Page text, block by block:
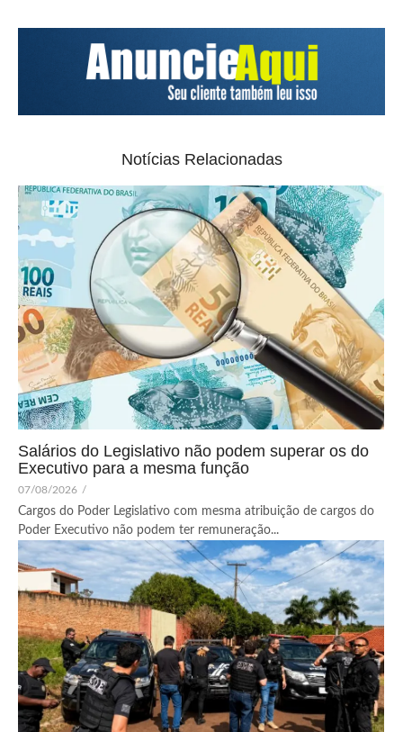
Notícias Relacionadas
Salários do Legislativo não podem superar os do
Executivo para a mesma função
07/08/2026 /
Cargos do Poder Legislativo com mesma atribuição de cargos do
Poder Executivo não podem ter remuneração...